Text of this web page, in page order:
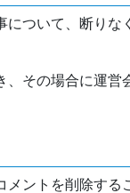
ついて、断りな
その場合に運営
ントを削除する